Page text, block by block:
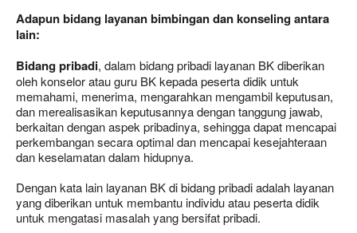
Adapun bidang layananbimbingan dan konseling antara
lain:
Bidang pribadi, dalam bidang pribadi layanan BK diberikan
oleh konselor atau guru BK kepada peserta didik untuk
memahami, menerima, mengarahkan mengambil keputusan,
dan merealisasikan keputusannya dengan tanggung jawab,
berkaitan dengan aspek pribadinya, sehingga dapat mencapai
perkembangan secara optimal dan mencapai kesejahteraan
dan keselamatan dalam hidupnya.
Dengan kata lain layanan BK di bidang pribadi adalah layanan
yang diberikan untuk membantu individu atau peserta didik
untuk mengatasi masalah yang bersifat pribadi.